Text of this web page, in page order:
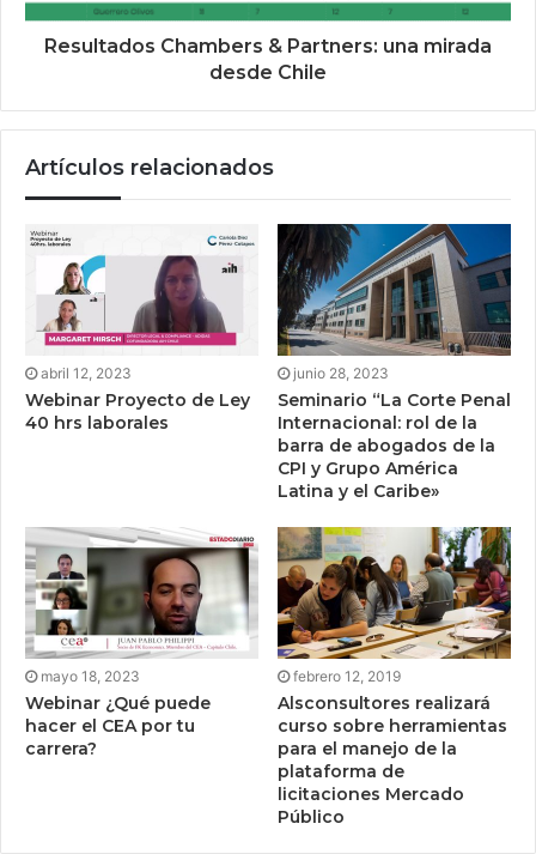
Resultados Chambers & Partners: una mirada
desde Chile
Artículos relacionados
abril 12, 2023
Webinar Proyecto de Ley
40 hrs laborales
junio 28, 2023
Seminario “La Corte Penal
Internacional: rol de la
barra de abogados de la
CPI y Grupo América
Latina y el Caribe»
mayo 18, 2023
Webinar ¿Qué puede
hacer el CEA por tu
carrera?
febrero 12, 2019
Alsconsultores realizará
curso sobre herramientas
para el manejo de la
plataforma de
licitaciones Mercado
Público